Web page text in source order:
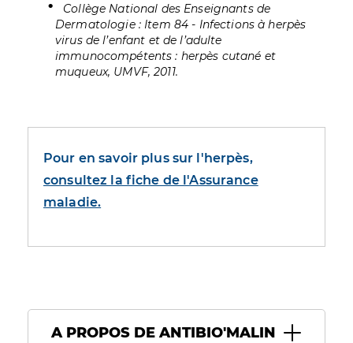
Collège National des Enseignants de
Dermatologie : Item 84 - Infections à herpès
virus de l’enfant et de l’adulte
immunocompétents : herpès cutané et
muqueux, UMVF, 2011.
Pour en savoir plus sur l'herpès,
consultez la fiche de l'Assurance
maladie.
A PROPOS DE ANTIBIO'MALIN